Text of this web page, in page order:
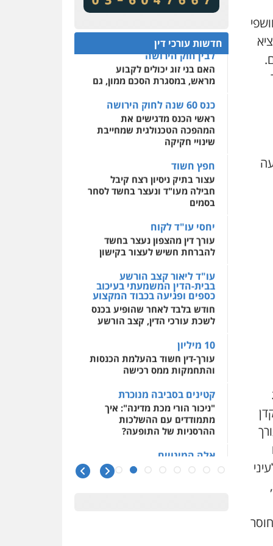
שירותים מקצועיים לעורכי
דין
0522508109
אחסון אתרים
מהירות הגנה גיבוי
תמיכה שירותים מקצועיים
מרכז התחלה חדשה
אסירים
שירותים מקצועיים לעורכי
דין
0544500346
חדשות עורכי דין
מע"מ ומוסדות ללא כוונת רווח
המתח שבין חוק יחסי ממון
לבין חוק הירושה
האם בני זוג יכולים לקבוע
מראש, במסגרת הסכם ממון, גם
ראשי הכנס מדגישים את
המהפכה הטכנולגית שמחייבת
שינויי חקיקה
עצור בתיק ניסיון רצח קיבל
חבילה מעו"ד ונעצר בחשד לסחר
בסמים
עורך דין מהצפון נעצר בחשד
להברחת חשיש לעצור בקישון
בבית-הדין המשמעתי בעיכוב
כספים ופגיעה בכבוד המקצוע
חודש בלבד לאחר שהופיע בכנס
לשכת עורכי הדין, קצב הורשע
עורך-דין חשוד בהעלמת הכנסות
והתחמקות ממס רכישה
"ניכור הורי מכת מדינה": איך
מתמודדים עם ההשלכות
ההרסניות של התופעה?
הוועדה לבחירת שופטים בחרה
26 שופטים ורשמים נוספים